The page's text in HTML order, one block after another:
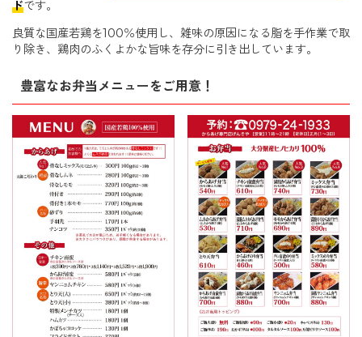
ドです。
良質な国産若鶏を100％使用し、雑味の原因になる脂を手作業で取
り除き、鶏肉のふくよかな旨味を存分に引き出しています。
豊富なお弁当メニューをご用意！